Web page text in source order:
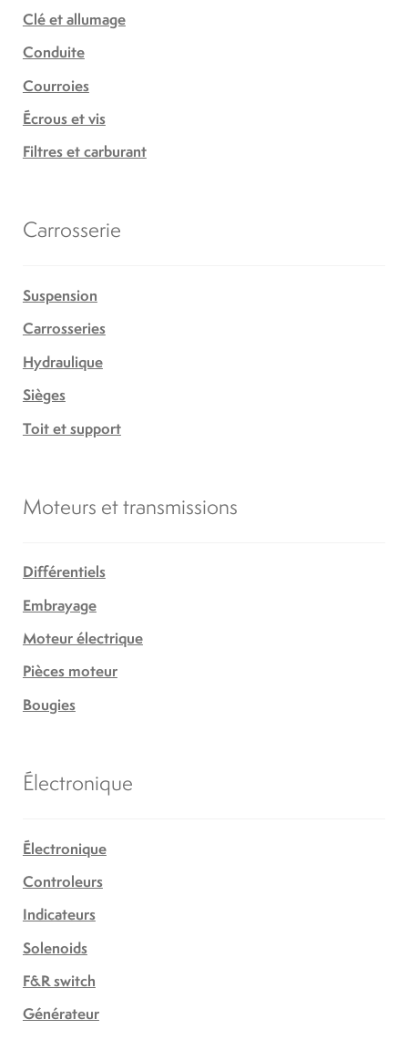
Clé et allumage
Conduite
Courroies
Écrous et vis
Filtres et carburant
Carrosserie
Suspension
Carrosseries
Hydraulique
Sièges
Toit et support
Moteurs et transmissions
Différentiels
Embrayage
Moteur électrique
Pièces moteur
Bougies
Électronique
Électronique
Controleurs
Indicateurs
Solenoids
F&R switch
Générateur